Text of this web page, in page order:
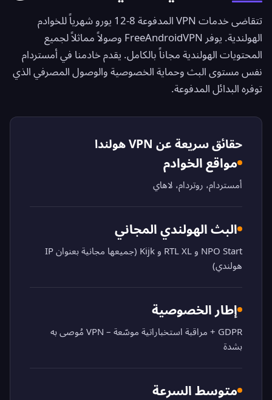
تتقاضى خدمات VPN المدفوعة 8-12 يورو شهرياً للخوادم
الهولندية. يوفر FreeAndroidVPN وصولاً مماثلاً لجميع
المحتويات الهولندية مجاناً بالكامل. يقدم خادمنا في أمستردام
نفس مستوى البث وحماية الخصوصية والوصول المصرفي الذي
توفره البدائل المدفوعة.
حقائق سريعة عن VPN هولندا
مواقع الخوادم
أمستردام، روتردام، لاهاي
البث الهولندي المجاني
NPO Start و RTL XL و Kijk (جميعها مجانية بعنوان IP
هولندي)
إطار الخصوصية
GDPR + مراقبة استخباراتية موسّعة – VPN مُوصى به
بشدة
متوسط السرعة